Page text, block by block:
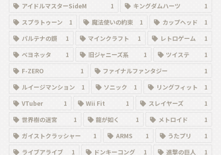
アイドルマスターSideM
1 キングダムハーツ
1
スプラトゥーン
1 魔法使いの約束 1 カップヘッド
1
パルテナの鏡
1 マインクラフト 1 レトロゲーム
1
ベヨネッタ
1 旧ジャニーズ系 1 ツイステ
1
F-ZERO
1 ファイナルファンタジー
1
ルイージマンション
1 ソニック 1 リングフィット
1
VTuber
1 Wii Fit 1 スレイヤーズ
1
世界樹の迷宮
1 龍が如く 1 メトロイド
1
ガイストクラッシャー
1 ARMS 1 うたプリ
1
ライブアライブ
1 ドンキーコング 1 進撃の巨人
1